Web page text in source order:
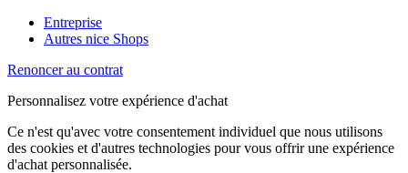
Entreprise
Autres nice Shops
Renoncer au contrat
Personnalisez votre expérience d'achat
Ce n'est qu'avec votre consentement individuel que nous utilisons
des cookies et d'autres technologies pour vous offrir une expérience
d'achat personnalisée.